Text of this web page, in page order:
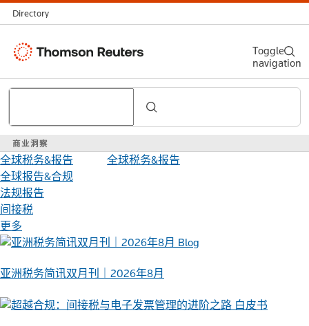
Directory
Thomson
商业洞察
Search
Toggle
navigation
全球税务&报告
全球税务&报告
全球报告&合规
法规报告
间接税
更多
Blog
亚洲税务简讯双月刊｜2026年8月
白皮书